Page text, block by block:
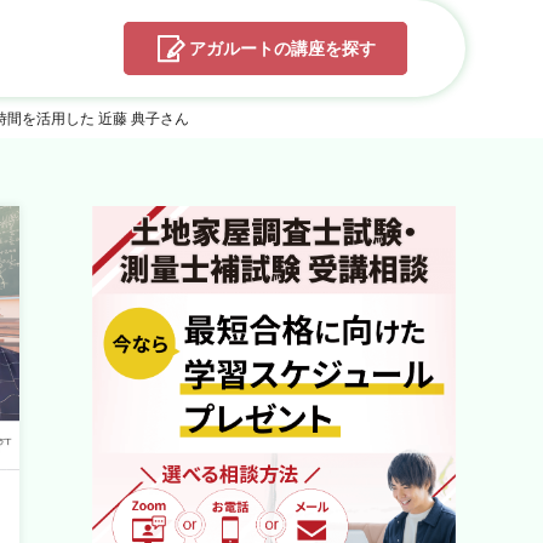
アガルートの講座を探す
を活用した 近藤 典子さん